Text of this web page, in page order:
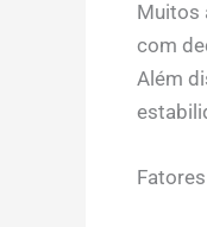
Muitos
com
Além